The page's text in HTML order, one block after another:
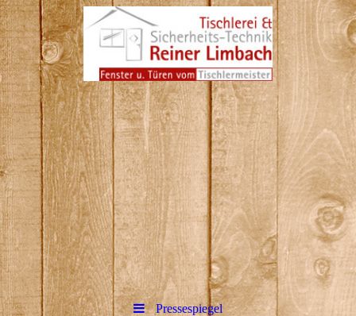
Reiner Limbach Tischlerei
&amp; Sicherheitstechnik in
Hennef
Bitte fügen Sie hier Ihren Webseiten-
Titel ein.
Pressespiegel